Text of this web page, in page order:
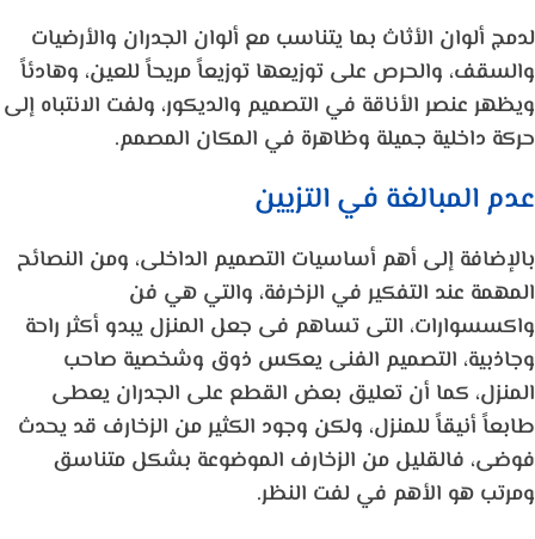
لدمج ألوان الأثاث بما يتناسب مع ألوان الجدران والأرضيات
والسقف، والحرص على توزيعها توزيعاً مريحاً للعين، وهادئاً
ويظهر عنصر الأناقة في التصميم والديكور، ولفت الانتباه إلى
حركة داخلية جميلة وظاهرة في المكان المصمم.
عدم المبالغة في التزيين
بالإضافة إلى أهم أساسيات التصميم الداخلى، ومن النصائح
المهمة عند التفكير في الزخرفة، والتي هي فن
واكسسوارات، التى تساهم فى جعل المنزل يبدو أكثر راحة
وجاذبية، التصميم الفنى يعكس ذوق وشخصية صاحب
المنزل، كما أن تعليق بعض القطع على الجدران يعطى
طابعاً أنيقاً للمنزل، ولكن وجود الكثير من الزخارف قد يحدث
فوضى، فالقليل من الزخارف الموضوعة بشكل متناسق
ومرتب هو الأهم في لفت النظر.